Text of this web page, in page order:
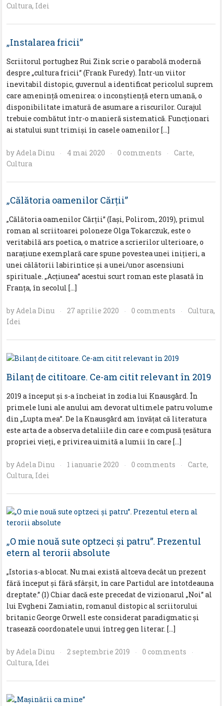
Cultura, Idei
„Instalarea fricii”
Scriitorul portughez Rui Zink scrie o parabolă modernă
despre „cultura fricii” (Frank Furedy). Într-un viitor
inevitabil distopic, guvernul a identificat pericolul suprem
care amenință omenirea: o inconștiență etern umană, o
disponibilitate imatură de asumare a riscurilor. Curajul
trebuie combătut într-o manieră sistematică. Funcționari
ai statului sunt trimiși în casele oamenilor […]
by Adela Dinu · 4 mai 2020 · 0 comments · Carte,
Cultura
„Călătoria oamenilor Cărții”
„Călătoria oamenilor Cărții” (Iași, Polirom, 2019), primul
roman al scriitoarei poloneze Olga Tokarczuk, este o
veritabilă ars poetica, o matrice a scrierilor ulterioare, o
narațiune exemplară care spune povestea unei inițieri, a
unei călătorii labirintice și a unei/unor ascensiuni
spirituale. „Acțiunea” acestui scurt roman este plasată în
Franța, în secolul […]
by Adela Dinu · 27 aprilie 2020 · 0 comments · Cultura,
Idei
Bilanț de cititoare. Ce-am citit relevant în 2019
2019 a început și s-a încheiat în zodia lui Knausgård. În
primele luni ale anului am devorat ultimele patru volume
din „Lupta mea”. De la Knausgård am învățat că literatura
este arta de a observa detaliile din care e compusă țesătura
propriei vieți, e privirea uimită a lumii în care […]
byAdela Dinu · 1 ianuarie 2020 · 0 comments · Carte,
Cultura, Idei
„O mie nouă sute optzeci și patru”. Prezentul
etern al terorii absolute
„Istoria s-a blocat. Nu mai există altceva decât un prezent
fără început și fără sfârșit, în care Partidul are întotdeauna
dreptate.” (1) Chiar dacă este precedat de vizionarul „Noi” al
lui Evgheni Zamiatin, romanul distopic al scriitorului
britanic George Orwell este considerat paradigmatic și
trasează coordonatele unui întreg gen literar. […]
byAdela Dinu · 2 septembrie 2019 · 0 comments ·
Cultura, Idei